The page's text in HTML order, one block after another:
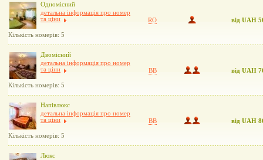
Одномісний
детальна інформація про номер
та ціни
Кількість номерів: 5
RO від UAH
Двомісний
детальна інформація про номер
та ціни
Кількість номерів: 5
BB від UAH
Напівлюкс
детальна інформація про номер
та ціни
Кількість номерів: 5
BB від UAH
Люкс